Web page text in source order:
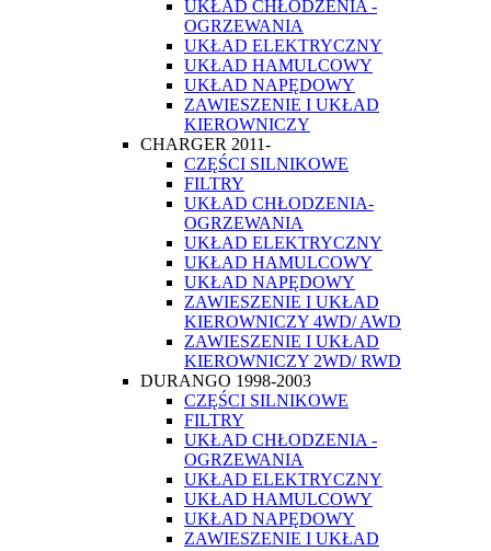
UKŁAD CHŁODZENIA -
OGRZEWANIA
UKŁAD ELEKTRYCZNY
UKŁAD HAMULCOWY
UKŁAD NAPĘDOWY
ZAWIESZENIE I UKŁAD
KIEROWNICZY
CHARGER 2011-
CZĘŚCI SILNIKOWE
FILTRY
UKŁAD CHŁODZENIA-
OGRZEWANIA
UKŁAD ELEKTRYCZNY
UKŁAD HAMULCOWY
UKŁAD NAPĘDOWY
ZAWIESZENIE I UKŁAD
KIEROWNICZY 4WD/ AWD
ZAWIESZENIE I UKŁAD
KIEROWNICZY 2WD/ RWD
DURANGO 1998-2003
CZĘŚCI SILNIKOWE
FILTRY
UKŁAD CHŁODZENIA -
OGRZEWANIA
UKŁAD ELEKTRYCZNY
UKŁAD HAMULCOWY
UKŁAD NAPĘDOWY
ZAWIESZENIE I UKŁAD